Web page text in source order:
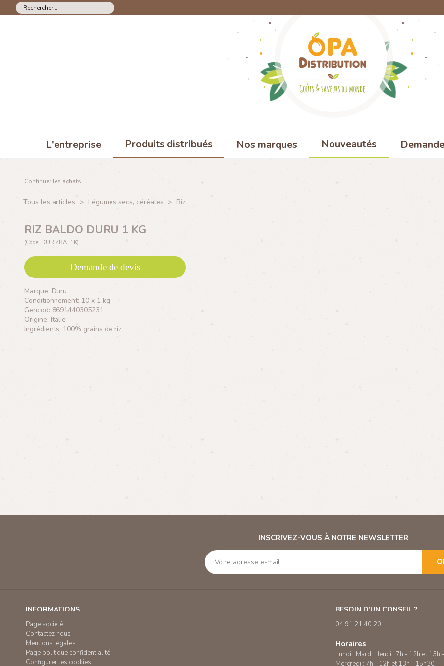
L'entreprise Produits distribués Nos marques Nouveautés
Continuer les achats
Tous les articles > Légumes secs, céréales > Riz
RIZ BALDO DURU 1 KG
(Code: DURIZBAL1K)
Demande de devis
Marque: Duru
Conditionnement: 10 x 1 kg
Gencod: 8691440305231
Origine: Italie
Ingrédients: 100% grains de riz
INSCRIVEZ-VOUS À NOTRE NEWSLETTER
INFORMATIONS
Page société
Contactez-nous
Mentions légales
Page politique confidentialité
Configurer les cookies
BESOIN D’UN CONSEIL ?
04 91 21 40 20
Horaires
Lundi . Mardi . Jeudi : 7h - 12h et 13h
Mercredi : 7h - 12h et 13h - 15h30